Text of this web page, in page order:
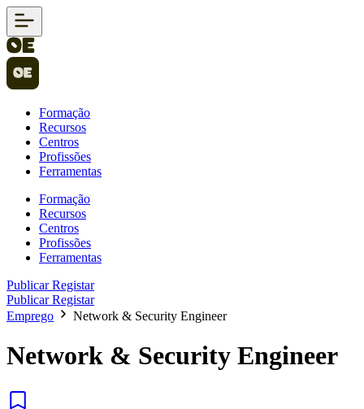
Formação
Recursos
Centros
Profissões
Ferramentas
Formação
Recursos
Centros
Profissões
Ferramentas
PublicarRegistar
PublicarRegistar
Emprego
Network & Security Engineer
Network & Security Engineer